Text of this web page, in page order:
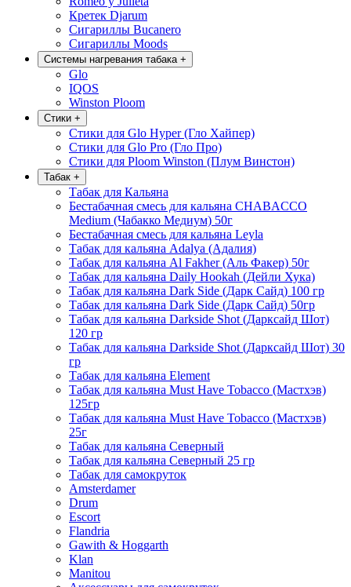
Кретек Djarum
Сигариллы Bucanero
Сигариллы Moods
Системы нагревания табака +
Glo
IQOS
Winston Ploom
Стики +
Стики для Glo Hyper (Гло Хайпер)
Стики для Glo Pro (Гло Про)
Стики для Ploom Winston (Плум Винстон)
Табак +
Табак для Кальяна
Бестабачная смесь для кальяна CHABACCO
Medium (Чабакко Медиум) 50г
Бестабачная смесь для кальяна Leyla
Табак для кальяна Adalya (Адалия)
Табак для кальяна Al Fakher (Аль Факер) 50г
Табак для кальяна Daily Hookah (Дейли Хука)
Табак для кальяна Dark Side (Дарк Сайд) 100 гр
Табак для кальяна Dark Side (Дарк Сайд) 50гр
Табак для кальяна Darkside Shot (Дарксайд Шот)
120 гр
Табак для кальяна Darkside Shot (Дарксайд Шот) 30
гр
Табак для кальяна Element
Табак для кальяна Must Have Tobacco (Мастхэв)
125гр
Табак для кальяна Must Have Tobacco (Мастхэв)
25г
Табак для кальяна Северный
Табак для кальяна Северный 25 гр
Табак для самокруток
Amsterdamer
Drum
Escort
Flandria
Gawith & Hoggarth
Klan
Manitou